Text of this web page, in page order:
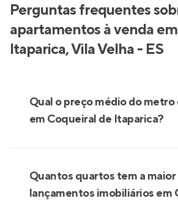
Perguntas frequentes
apartamentos à venda
Itaparica, Vila Velha - ES
Qual o preço médio do
em Coqueiral de Itaparica?
Quantos quartos tem a
lançamentos imobiliários em